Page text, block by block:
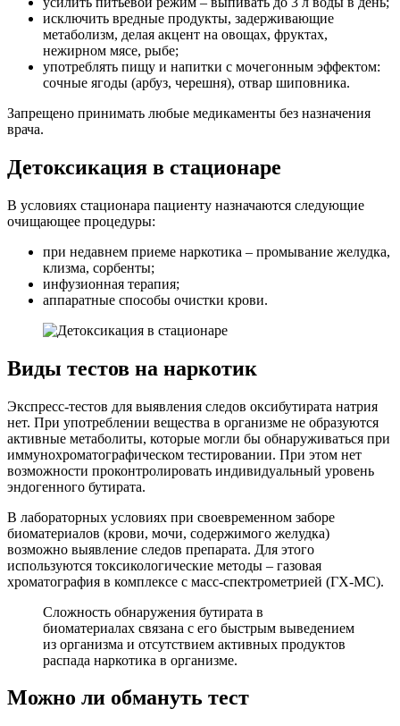
исключить вредные продукты, задерживающие
метаболизм, делая акцент на овощах, фруктах,
нежирном мясе, рыбе;
употреблять пищу и напитки с мочегонным эффектом:
сочные ягоды (арбуз, черешня), отвар шиповника.
Запрещено принимать любые медикаменты без назначения
врача.
Детоксикация в стационаре
В условиях стационара пациенту назначаются следующие
очищающее процедуры:
при недавнем приеме наркотика – промывание желудка,
клизма, сорбенты;
инфузионная терапия;
аппаратные способы очистки крови.
Виды тестов на наркотик
Экспресс-тестов для выявления следов оксибутирата натрия
нет. При употреблении вещества в организме не образуются
активные метаболиты, которые могли бы обнаруживаться при
иммунохроматографическом тестировании. При этом нет
возможности проконтролировать индивидуальный уровень
эндогенного бутирата.
В лабораторных условиях при своевременном заборе
биоматериалов (крови, мочи, содержимого желудка)
возможно выявление следов препарата. Для этого
используются токсикологические методы – газовая
хроматография в комплексе с масс-спектрометрией (ГХ-МС).
Сложность обнаружения бутирата в
биоматериалах связана с его быстрым выведением
из организма и отсутствием активных продуктов
распада наркотика в организме.
Можно ли обмануть тест